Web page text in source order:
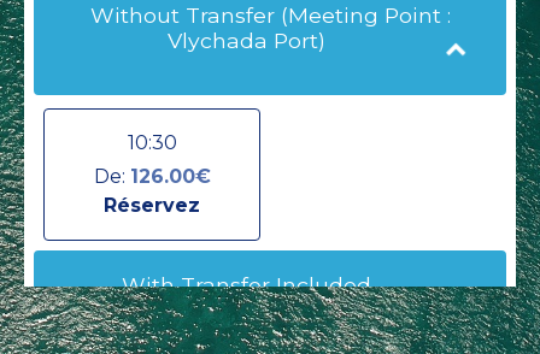
Without Transfer (Meeting Point :
Vlychada Port)
10:30
De: 126.00€
Réservez
With Transfer Included